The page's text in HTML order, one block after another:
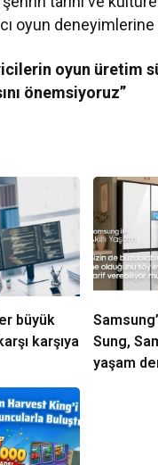
oyun
oyun üretim
önemsiyoruz”
karşıya
Sung,
yaşam